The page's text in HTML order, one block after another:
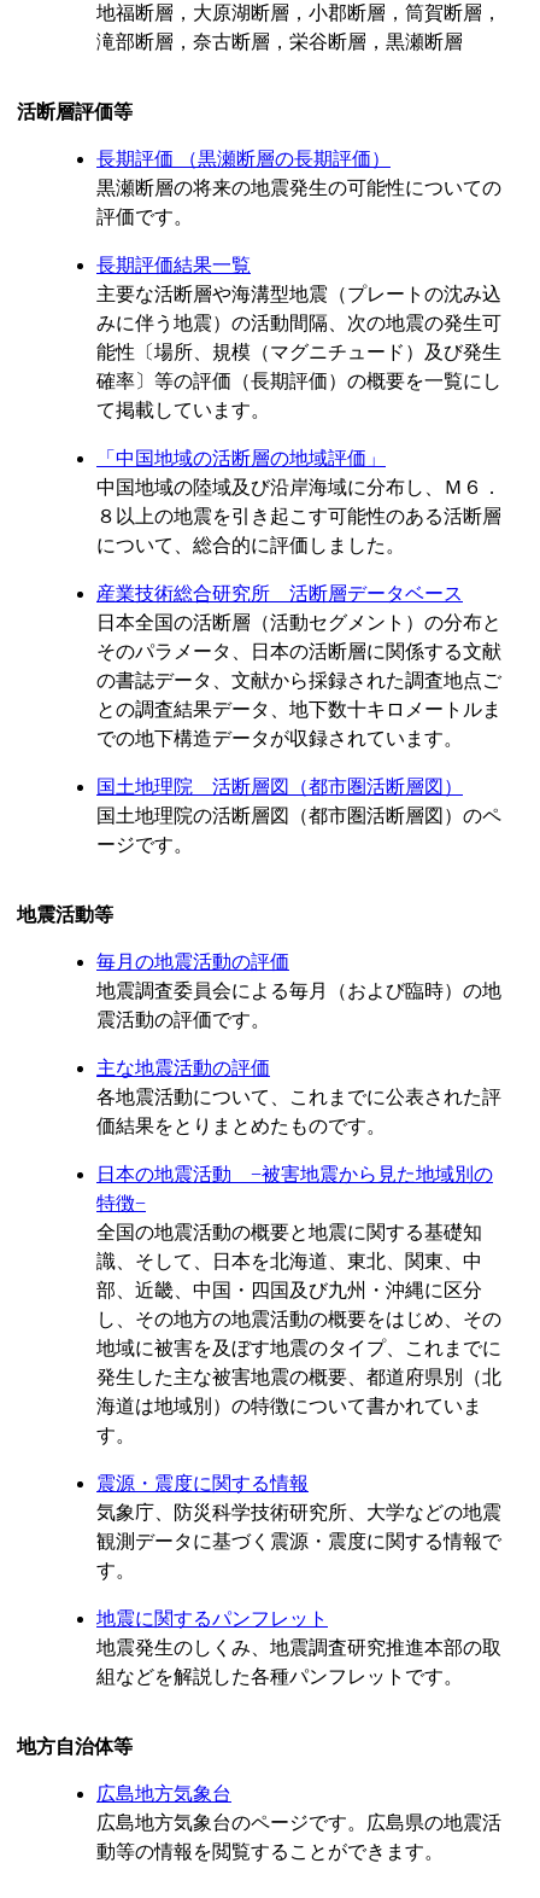
地福断層，大原湖断層，小郡断層，筒賀断層，
滝部断層，奈古断層，栄谷断層，黒瀬断層
断層評価等
長期評価 （黒瀬断層の長期評価）
黒瀬断層の将来の地震発生の可能性についての
評価です。
長期評価結果一覧
主要な活断層や海溝型地震（プレートの沈み込
みに伴う地震）の活動間隔、次の地震の発生可
能性〔場所、規模（マグニチュード）及び発生
確率〕等の評価（長期評価）の概要を一覧にし
て掲載しています。
「中国地域の活断層の地域評価」
中国地域の陸域及び沿岸海域に分布し、Ｍ６．
８以上の地震を引き起こす可能性のある活断層
について、総合的に評価しました。
産業技術総合研究所 活断層データベース
日本全国の活断層（活動セグメント）の分布と
そのパラメータ、日本の活断層に関係する文献
の書誌データ、文献から採録された調査地点ご
との調査結果データ、地下数十キロメートルま
での地下構造データが収録されています。
国土地理院 活断層図（都市圏活断層図）
国土地理院の活断層図（都市圏活断層図）のペ
ージです。
震活動等
毎月の地震活動の評価
地震調査委員会による毎月（および臨時）の地
震活動の評価です。
主な地震活動の評価
各地震活動について、これまでに公表された評
価結果をとりまとめたものです。
日本の地震活動 −被害地震から見た地域別の
特徴−
全国の地震活動の概要と地震に関する基礎知
識、そして、日本を北海道、東北、関東、中
部、近畿、中国・四国及び九州・沖縄に区分
し、その地方の地震活動の概要をはじめ、その
地域に被害を及ぼす地震のタイプ、これまでに
発生した主な被害地震の概要、都道府県別（北
海道は地域別）の特徴について書かれていま
す。
震源・震度に関する情報
気象庁、防災科学技術研究所、大学などの地震
観測データに基づく震源・震度に関する情報で
す。
地震に関するパンフレット
地震発生のしくみ、地震調査研究推進本部の取
組などを解説した各種パンフレットです。
方自治体等
広島地方気象台
広島地方気象台のページです。広島県の地震活
動等の情報を閲覧することができます。